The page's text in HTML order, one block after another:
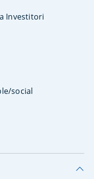
a Investitori
social